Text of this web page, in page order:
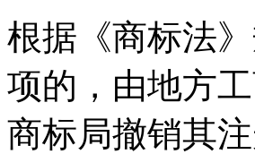
根据《商标法
项的，由地方
商标局撤销其